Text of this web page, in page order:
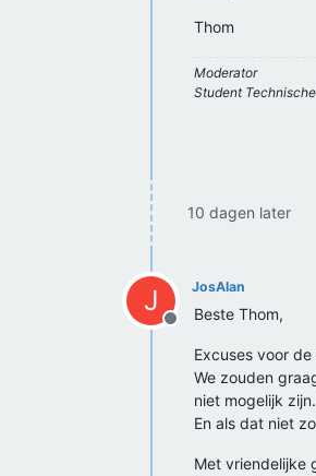
Thom
Moderator
Student
10 dagen later
J
Offline
JosAlan
Beste Thom,
Excuses voor
We zouden
niet mogelijk
En als dat niet
Met vriendelijke